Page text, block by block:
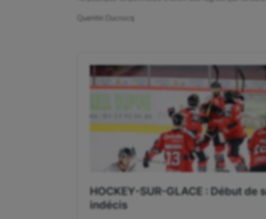
Quentin Ducrocq